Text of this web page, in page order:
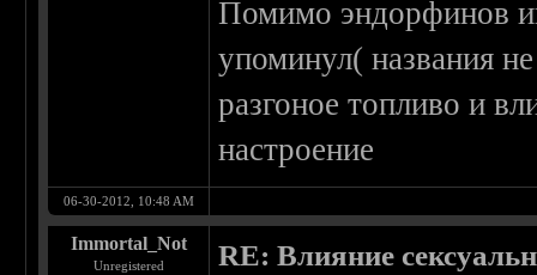
Помимо эндорфинов
упоминул( названия
разгоное топливо и
настроение
06-30-2012, 10:48 AM
Immortal_Not
Unregistered
RE: Влияние